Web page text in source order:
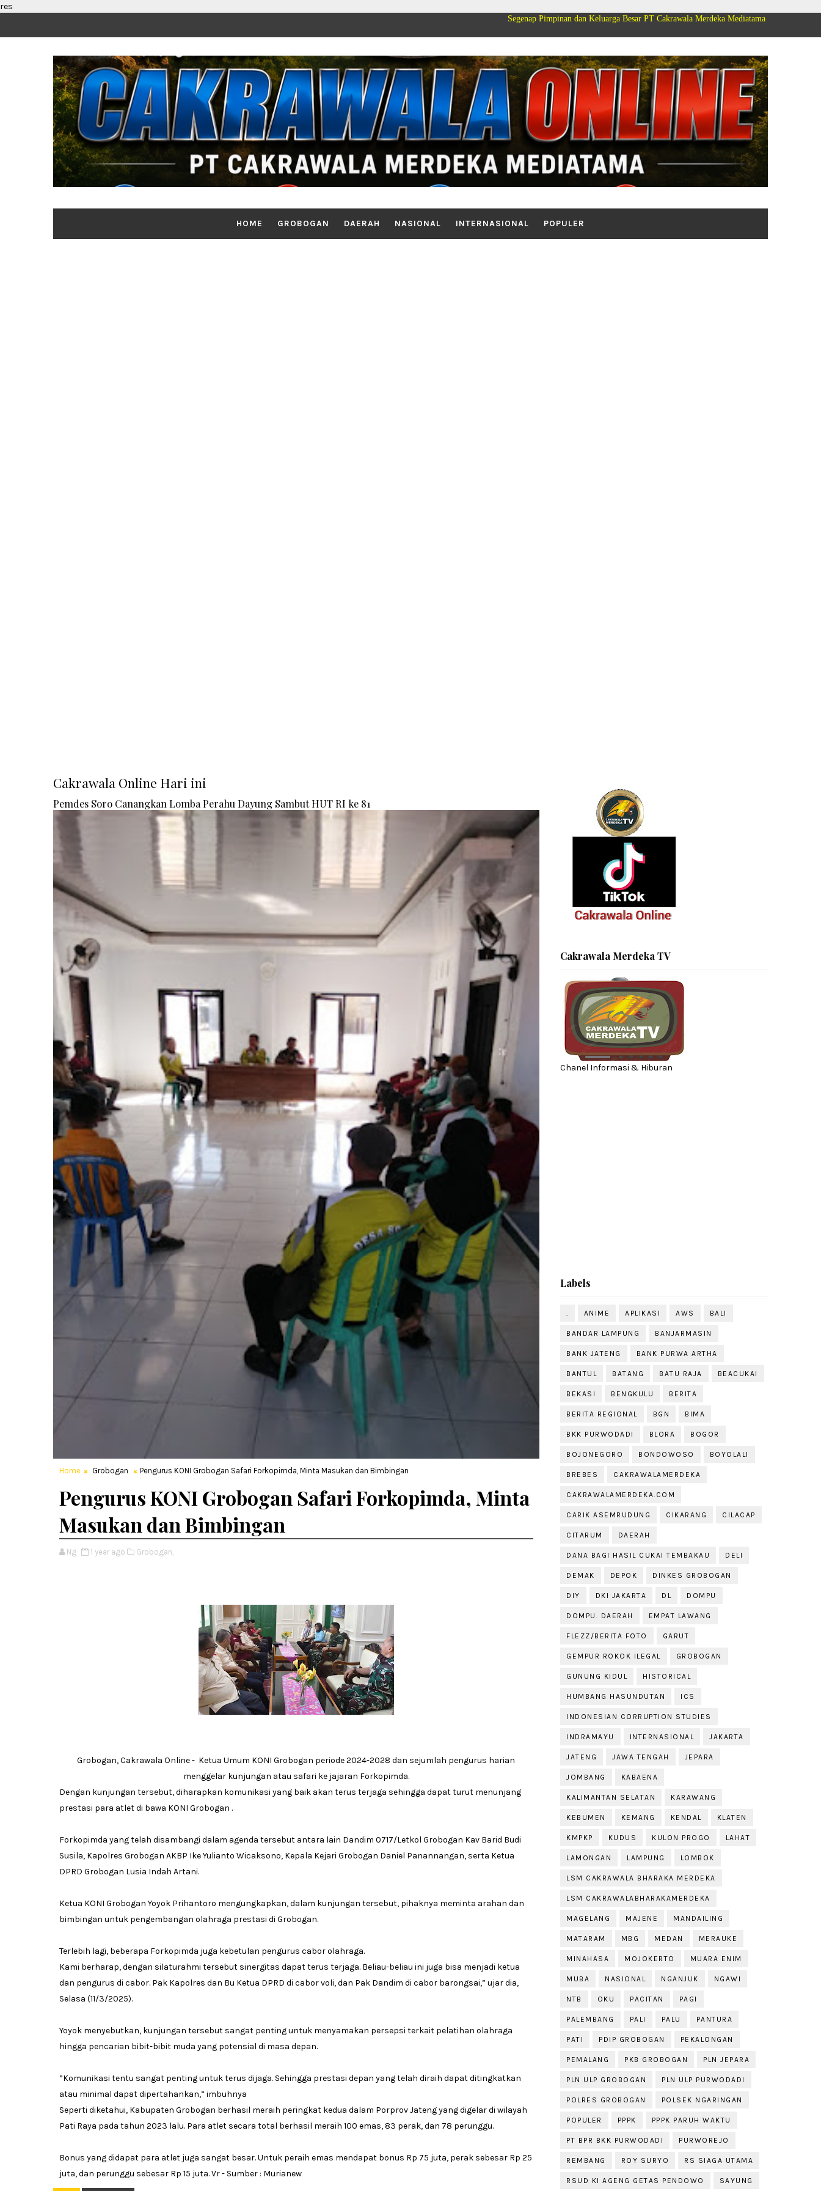
res
Segenap Pimpinan dan Keluarga Besar PT Cakrawala Merdeka Mediatama Group Mengucapkan Selamat
HOME GROBOGAN DAERAH NASIONAL INTERNASIONAL POPULER
Cakrawala Online Hari ini
Pemdes Soro Canangkan Lomba Perahu Dayung Sambut HUT RI ke 81
Home Grobogan Pengurus KONI Grobogan Safari Forkopimda, Minta Masukan dan Bimbingan
Pengurus KONI Grobogan Safari Forkopimda, Minta
Masukan dan Bimbingan
Ng 1 year ago Grobogan,
Grobogan, Cakrawala Online - Ketua Umum KONI Grobogan periode 2024-2028 dan sejumlah pengurus harian
menggelar kunjungan atau safari ke jajaran Forkopimda.
Dengan kunjungan tersebut, diharapkan komunikasi yang baik akan terus terjaga sehingga dapat turut menunjang
prestasi para atlet di bawa KONI Grobogan .
Forkopimda yang telah disambangi dalam agenda tersebut antara lain Dandim 0717/Letkol Grobogan Kav Barid Budi
Susila, Kapolres Grobogan AKBP Ike Yulianto Wicaksono, Kepala Kejari Grobogan Daniel Panannangan, serta Ketua
DPRD Grobogan Lusia Indah Artani.
Ketua KONI Grobogan Yoyok Prihantoro mengungkapkan, dalam kunjungan tersebut, pihaknya meminta arahan dan
bimbingan untuk pengembangan olahraga prestasi di Grobogan.
Terlebih lagi, beberapa Forkopimda juga kebetulan pengurus cabor olahraga.
Kami berharap, dengan silaturahmi tersebut sinergitas dapat terus terjaga. Beliau-beliau ini juga bisa menjadi ketua
dan pengurus di cabor. Pak Kapolres dan Bu Ketua DPRD di cabor voli, dan Pak Dandim di cabor barongsai,” ujar dia,
Selasa (11/3/2025).
Yoyok menyebutkan, kunjungan tersebut sangat penting untuk menyamakan persepsi terkait pelatihan olahraga
hingga pencarian bibit-bibit muda yang potensial di masa depan.
”Komunikasi tentu sangat penting untuk terus dijaga. Sehingga prestasi depan yang telah diraih dapat ditingkatkan
atau minimal dapat dipertahankan,” imbuhnya
Seperti diketahui, Kabupaten Grobogan berhasil meraih peringkat kedua dalam Porprov Jateng yang digelar di wilayah
Pati Raya pada tahun 2023 lalu. Para atlet secara total berhasil meraih 100 emas, 83 perak, dan 78 perunggu.
Bonus yang didapat para atlet juga sangat besar. Untuk peraih emas mendapat bonus Rp 75 juta, perak sebesar Rp 25
juta, dan perunggu sebesar Rp 15 juta. Vr - Sumber : Murianew
Cakrawala Merdeka TV
Chanel Informasi & Hiburan
Labels
. ANIME APLIKASI AWS BALI
BANDAR LAMPUNG BANJARMASIN
BANK JATENG BANK PURWA ARTHA
BANTUL BATANG BATU RAJA BEACUKAI
BEKASI BENGKULU BERITA
BERITA REGIONAL BGN BIMA
BKK PURWODADI BLORA BOGOR
BOJONEGORO BONDOWOSO BOYOLALI
BREBES CAKRAWALAMERDEKA
CAKRAWALAMERDEKA.COM
CARIK ASEMRUDUNG CIKARANG CILACAP
CITARUM DAERAH
DANA BAGI HASIL CUKAI TEMBAKAU DELI
DEMAK DEPOK DINKES GROBOGAN
DIY DKI JAKARTA DL DOMPU
DOMPU. DAERAH EMPAT LAWANG
FLEZZ/BERITA FOTO GARUT
GEMPUR ROKOK ILEGAL GROBOGAN
GUNUNG KIDUL HISTORICAL
HUMBANG HASUNDUTAN ICS
INDONESIAN CORRUPTION STUDIES
INDRAMAYU INTERNASIONAL JAKARTA
JATENG JAWA TENGAH JEPARA
JOMBANG KABAENA
KALIMANTAN SELATAN KARAWANG
KEBUMEN KEMANG KENDAL KLATEN
KMPKP KUDUS KULON PROGO LAHAT
LAMONGAN LAMPUNG LOMBOK
LSM CAKRAWALA BHARAKA MERDEKA
LSM CAKRAWALABHARAKAMERDEKA
MAGELANG MAJENE MANDAILING
MATARAM MBG MEDAN MERAUKE
MINAHASA MOJOKERTO MUARA ENIM
MUBA NASIONAL NGANJUK NGAWI
NTB OKU PACITAN PAGI
PALEMBANG PALI PALU PANTURA
PATI PDIP GROBOGAN PEKALONGAN
PEMALANG PKB GROBOGAN PLN JEPARA
PLN ULP GROBOGAN PLN ULP PURWODADI
POLRES GROBOGAN POLSEK NGARINGAN
POPULER PPPK PPPK PARUH WAKTU
PT BPR BKK PURWODADI PURWOREJO
REMBANG ROY SURYO RS SIAGA UTAMA
RSUD KI AGENG GETAS PENDOWO SAYUNG